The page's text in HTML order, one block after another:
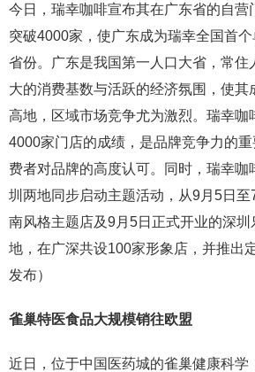
今日，瑞幸咖啡宣布其在广东省的自营
突破4000家，使广东成为瑞幸全国首
省份。广东是我国第一人口大省，常住
大的消费基数与活跃的经济氛围，使其
高地，区域市场竞争尤为激烈。瑞幸咖
4000家门店的成绩，是品牌竞争力的
费者对品牌的高度认可。同时，瑞幸咖
圳两地同步启动主题活动，从9月5日
南风格主题店及9月5日正式开业的深
地，在广深共设100家形象店，并推出
发布）
雀巢特医食品大规模销往欧盟
近日，位于中国医药城的雀巢健康科学